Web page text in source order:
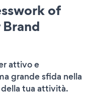
of
attivo e
grande sfida nella
tua attività.